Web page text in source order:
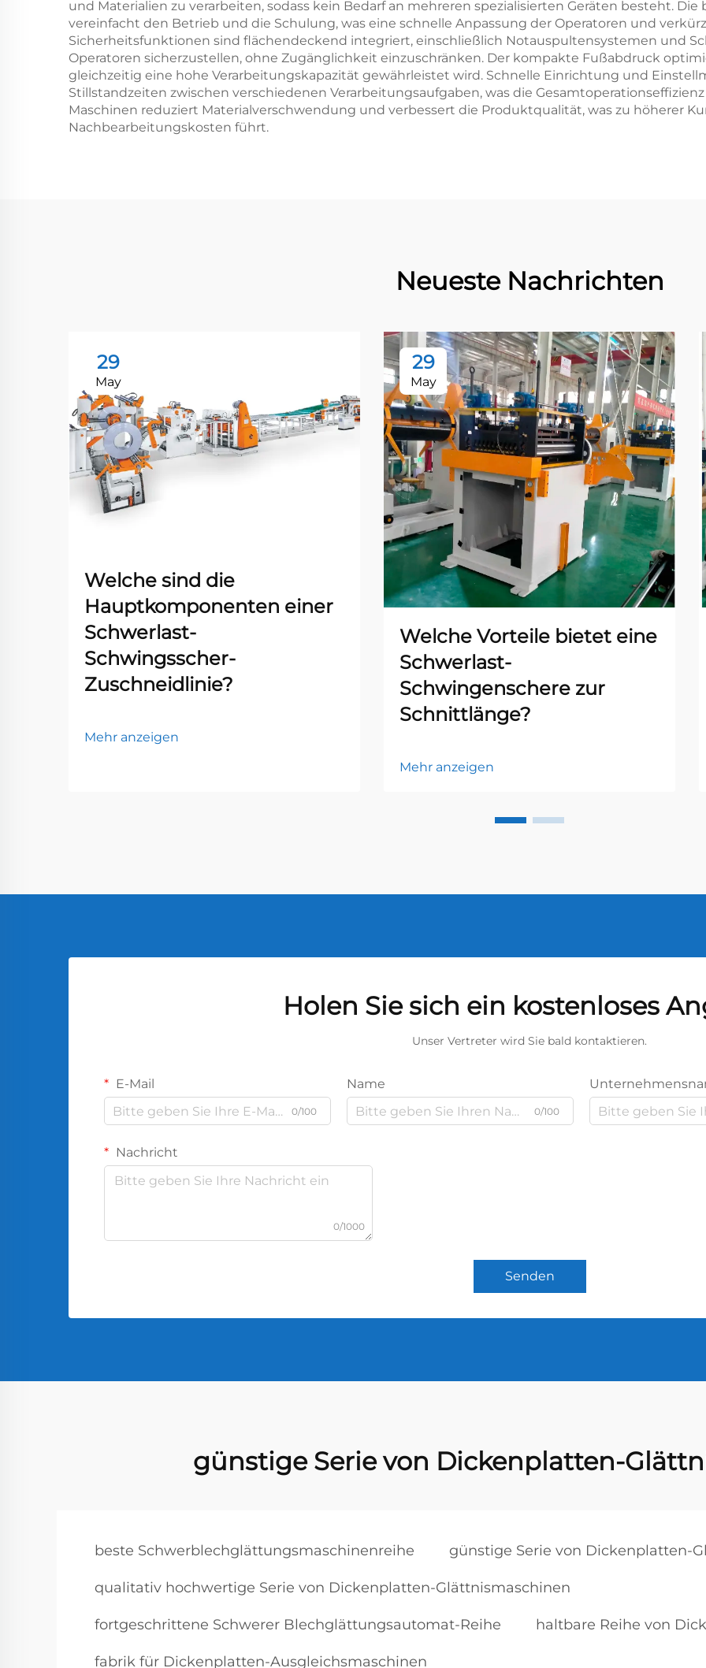
und Materialien zu verarbeiten, sodass kein Bedarf an mehreren spezialisierten Geräten besteht.
vereinfacht den Betrieb und die Schulung, was eine schnelle Anpassung der Operatoren und
Sicherheitsfunktionen sind flächendeckend integriert, einschließlich Notauspultensystemen und
Operatoren sicherzustellen, ohne Zugänglichkeit einzuschränken. Der kompakte Fußabdruck
gleichzeitig eine hohe Verarbeitungskapazität gewährleistet wird. Schnelle Einrichtung und
Stillstandzeiten zwischen verschiedenen Verarbeitungsaufgaben, was die
Maschinen reduziert Materialverschwendung und verbessert die Produktqualität, was zu höherer
Nachbearbeitungskosten führt.
Neueste Nachrichten
29
May
Welche sind die
Hauptkomponenten einer
Schwerlast-
Schwingsscher-
Zuschneidlinie?
Mehr anzeigen
29
May
Welche Vorteile bietet eine
Schwerlast-
Schwingenschere zur
Schnittlänge?
Mehr anzeigen
Holen Sie sich ein kostenloses
Unser Vertreter wird Sie bald kontaktieren.
E-Mail
0/100
Name
0/100
Nachricht
0/1000
Senden
günstige Serie von Dickenplatten-
beste Schwerblechglättungsmaschinenreihe günstige Serie von Dickenplatten-
qualitativ hochwertige Serie von Dickenplatten-Glättnismaschinen
fortgeschrittene Schwerer Blechglättungsautomat-Reihe haltbare Reihe von
fabrik für Dickenplatten-Ausgleichsmaschinen